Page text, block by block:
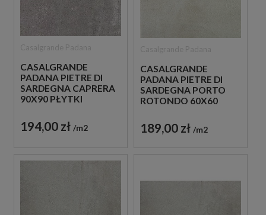
CASALGRANDE
PADANA PIETRE DI
SARDEGNA CAPRERA
90X90 PŁYTKI
194,00 zł m2
CASALGRANDE
PADANA PIETRE DI
SARDEGNA PORTO
ROTONDO 60X60
PODŁOGOWA
189,00 zł m2